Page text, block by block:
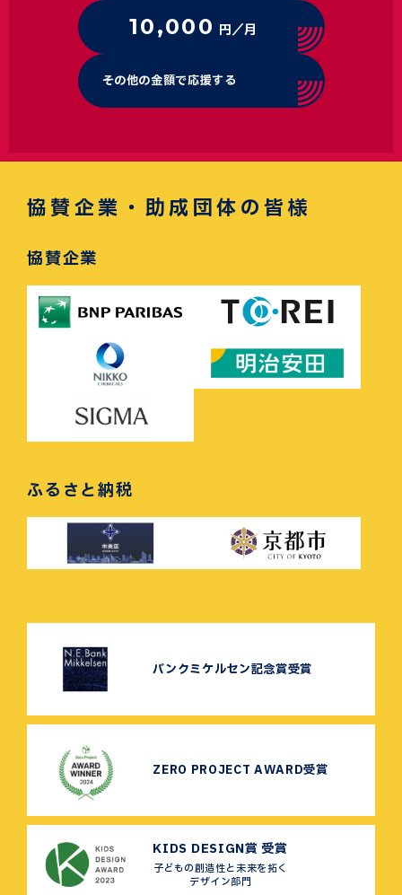
10,000 円／月
その他の金額で応援する
協賛企業・助成団体の皆様
協賛企業
ふるさと納税
バンクミケルセン記念賞受賞
ZERO PROJECT AWARD受賞
KIDS DESIGN賞 受賞
子どもの創造性と未来を拓く
デザイン部門